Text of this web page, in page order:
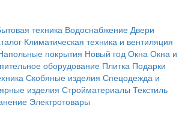
техника Водоснабжение Двери
Климатическая техника и вентиляция
покрытия Новый год Окна Окна и
оборудование Плитка Подарки
Скобяные изделия Спецодежда и
изделия Стройматериалы Текстиль
Электротовары